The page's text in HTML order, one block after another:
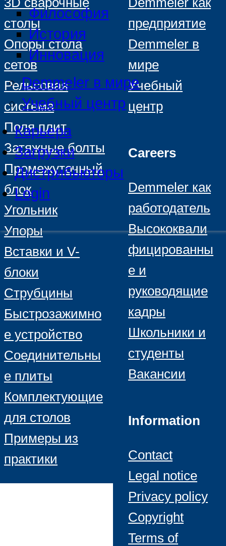
Философия
История
Инновация
Demmeler в мире
Учебный центр
Карьера
Загрузки
Дистрибьюторы
Login
столы
Опоры стола
сетов
Рельсовая
система
Поля плит
Затяжные болты
Промежуточный
блок
Угольник
Упоры
Вставки и V-
блоки
Струбцины
Быстрозажимно
е устройство
Соединительны
е плиты
Комплектующие
для столов
Примеры из
практики
предприятие
Demmeler в
мире
Учебный
центр
Careers
Demmeler как
работодатель
Высококвали
фицированны
е и
руководящие
кадры
Школьники и
студенты
Вакансии
Information
Contact
Legal notice
Privacy policy
Copyright
Terms of